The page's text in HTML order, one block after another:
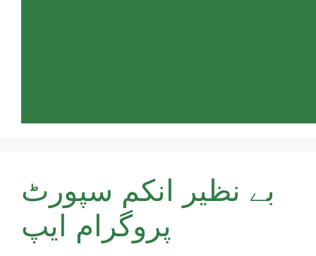
بے نظیر انکم سپورٹ
پروگرام ایپ